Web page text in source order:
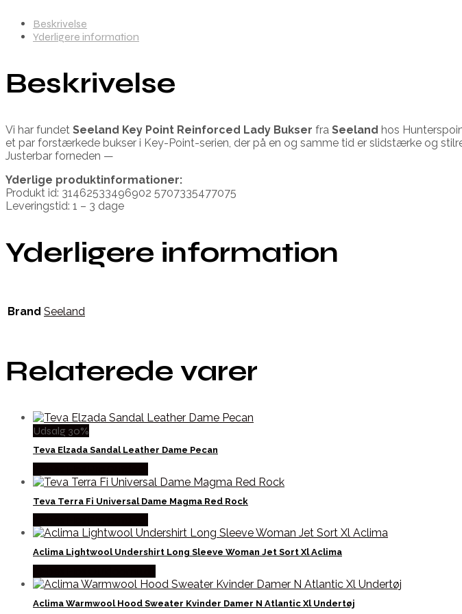
Beskrivelse
Yderligere information
Beskrivelse
Vi har fundet Seeland Key Point Reinforced Lady Bukser fra Seeland hos
et par forstærkede bukser i Key-Point-serien, der på en og samme tid er slidstærke og
Justerbar forneden —
Yderlige produktinformationer:
Produkt id: 31462533496902 5707335477075
Leveringstid: 1 – 3 dage
Yderligere information
Brand Seeland
Relaterede varer
Udsalg 30%
Teva Elzada Sandal Leather Dame Pecan
Teva Terra Fi Universal Dame Magma Red Rock
Aclima Lightwool Undershirt Long Sleeve Woman Jet Sort Xl Aclima
Aclima Warmwool Hood Sweater Kvinder Damer N Atlantic Xl Undertøj